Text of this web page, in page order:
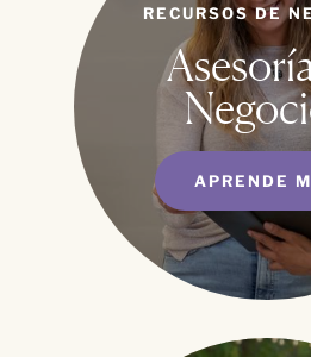
RECURSOS DE
APRENDE